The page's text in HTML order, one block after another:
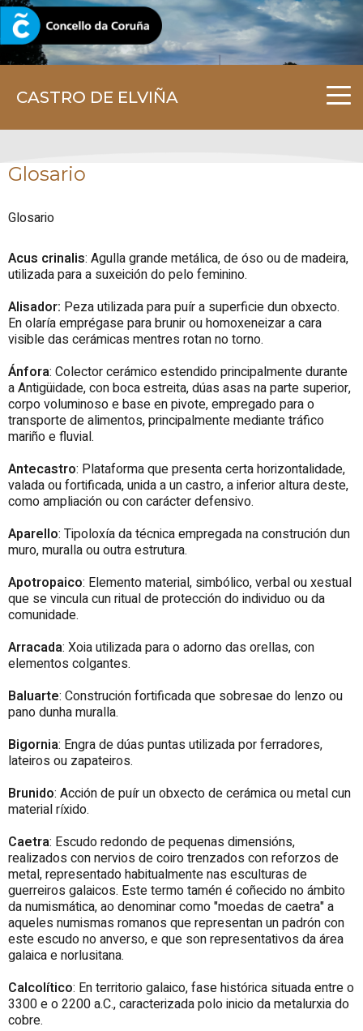
CASTRO DE ELVIÑA
CORUNA.GAL
Glosario
Glosario
Acus crinalis: Agulla grande metálica, de óso ou de madeira,
utilizada para a suxeición do pelo feminino.
Alisador: Peza utilizada para puír a superficie dun obxecto.
En olaría emprégase para brunir ou homoxeneizar a cara
visible das cerámicas mentres rotan no torno.
Ánfora: Colector cerámico estendido principalmente durante
a Antigüidade, con boca estreita, dúas asas na parte superior,
corpo voluminoso e base en pivote, empregado para o
transporte de alimentos, principalmente mediante tráfico
mariño e fluvial.
Antecastro: Plataforma que presenta certa horizontalidade,
valada ou fortificada, unida a un castro, a inferior altura deste,
como ampliación ou con carácter defensivo.
Aparello: Tipoloxía da técnica empregada na construción dun
muro, muralla ou outra estrutura.
Apotropaico: Elemento material, simbólico, verbal ou xestual
que se vincula cun ritual de protección do individuo ou da
comunidade.
Arracada: Xoia utilizada para o adorno das orellas, con
elementos colgantes.
Baluarte: Construción fortificada que sobresae do lenzo ou
pano dunha muralla.
Bigornia: Engra de dúas puntas utilizada por ferradores,
lateiros ou zapateiros.
Brunido: Acción de puír un obxecto de cerámica ou metal cun
material ríxido.
Caetra: Escudo redondo de pequenas dimensións,
realizados con nervios de coiro trenzados con reforzos de
metal, representado habitualmente nas esculturas de
guerreiros galaicos. Este termo tamén é coñecido no ámbito
da numismática, ao denominar como "moedas de caetra" a
aqueles numismas romanos que representan un padrón con
este escudo no anverso, e que son representativos da área
galaica e norlusitana.
Calcolítico: En territorio galaico, fase histórica situada entre o
3300 e o 2200 a.C., caracterizada polo inicio da metalurxia do
cobre.